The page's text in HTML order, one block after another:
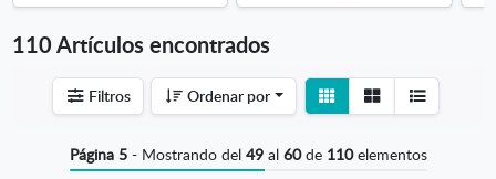
110 Artículos encontrados
Filtros Ordenar por
detalle
Ver
listado
Página 5- Mostrando del 49al 60de 110elementos